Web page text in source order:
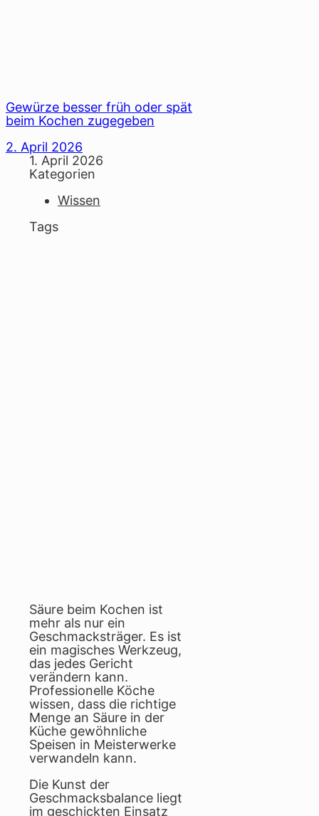
Gewürze besser früh oder spät
beim Kochen zugegeben
2. April 2026
1. April 2026
Kategorien
Wissen
Tags
Säure beim Kochen ist
mehr als nur ein
Geschmacksträger. Es ist
ein magisches Werkzeug,
das jedes Gericht
verändern kann.
Professionelle Köche
wissen, dass die richtige
Menge an Säure in der
Küche gewöhnliche
Speisen in Meisterwerke
verwandeln kann.
Die Kunst der
Geschmacksbalance liegt
im geschickten Einsatz